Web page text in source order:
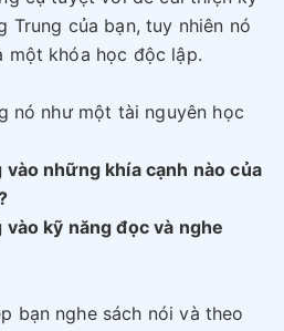
Trung của bạn, tuy nhiên nó
một khóa học độc lập.
nó như một tài nguyên học
những khía cạnh nào của
kỹ năng đọc và nghe
bạn nghe sách nói và theo